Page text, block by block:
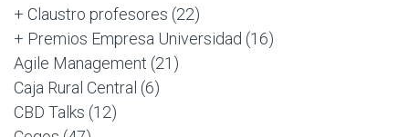
+ Claustro profesores (22)
+ Premios Empresa Universidad (16)
Agile Management (21)
Caja Rural Central (6)
CBD Talks (12)